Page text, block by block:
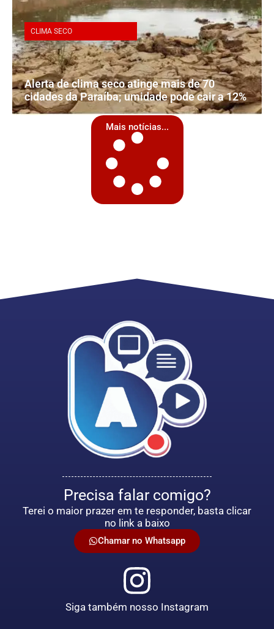
CLIMA SECO
Alerta de clima seco atinge mais de 70
cidades da Paraíba; umidade pode cair a 12%
Mais notícias...
Precisa falar comigo?
Terei o maior prazer em te responder, basta clicar
no link a baixo
Chamar no Whatsapp
Siga também nosso Instagram